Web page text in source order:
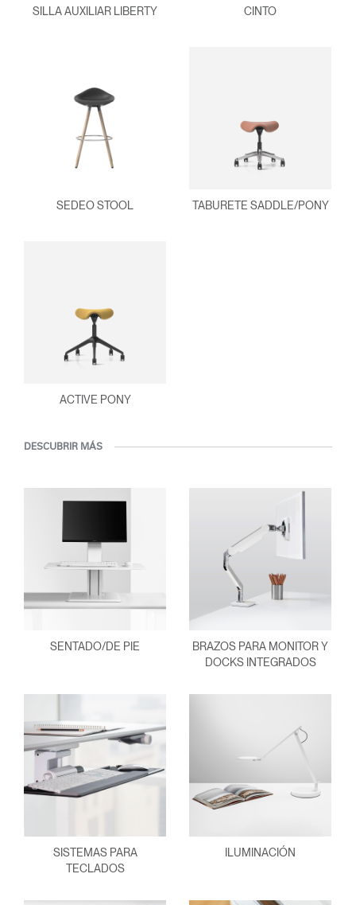
SILLA AUXILIAR LIBERTY CINTO
SEDEO STOOL TABURETE SADDLE/PONY
ACTIVE PONY
DESCUBRIR MÁS
SENTADO/DE PIE
BRAZOS PARA MONITOR Y
DOCKS INTEGRADOS
SISTEMAS PARA
TECLADOS
ILUMINACIÓN